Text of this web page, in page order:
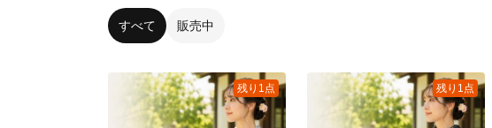
すべて 販売中
残り1点 残り1点